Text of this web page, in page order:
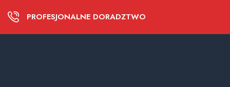
PROFESJONALNE DORADZTWO